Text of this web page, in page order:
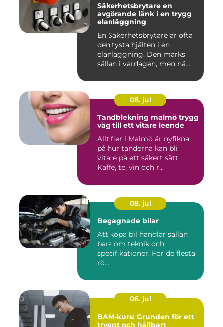
Säkerhetsbrytare en
avgörande länk i en trygg
elanläggning
En Säkerhetsbrytare är ofta
den tysta hjälten i en
elanläggning. Den märks
sällan i vardagen, men nä...
08. jul
Tandblekning malmö trygg
väg till ett vitare leende
Allt fler i Malmö är nyfikna
på hur tänderna kan bli
vitare på ett säkert sätt.
Kaffe, te, vin och r...
08. jul
Begagnade bilar
Att köpa bil handlar sällan
bara om teknik och
specifikationer. För de flesta
rö...
06. jul
BAM-kurs: Grunden för ett
tryggt och hållbart